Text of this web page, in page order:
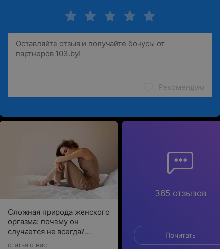
Рекомендую
Сложная природа женского
оргазма: почему он
случается не всегда?
Рассказывает гинеколог-
статья о нас
365 отзывов
Почитать